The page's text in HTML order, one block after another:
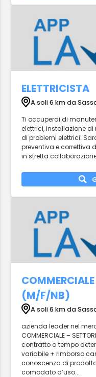
ELETTRICISTA
A soli 6 km da
Ti occuperai di
elettrici, installazione
di problemi elettrici.
preventiva e correttiva
in stretta
(M/F/NB)
A soli 6 km da
azienda leader nel
COMMERCIALE –
contratto a tempo
variabile + rimborso
conoscenza di
comodato d’uso...